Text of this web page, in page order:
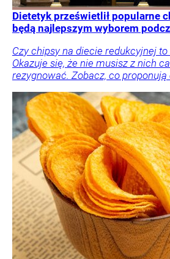
Dietetyk prześwietlił popularne
będą najlepszym wyborem
Czy chipsy na diecie redukcyjnej
Okazuje się, że nie musisz z nich
rezygnować. Zobacz, co proponują